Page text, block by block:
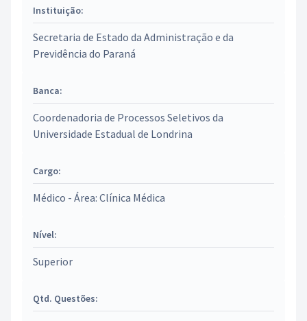
Instituição:
Secretaria de Estado da Administração e da
Previdência do Paraná
Banca:
Coordenadoria de Processos Seletivos da
Universidade Estadual de Londrina
Cargo:
Médico - Área: Clínica Médica
Nível:
Superior
Qtd. Questões: